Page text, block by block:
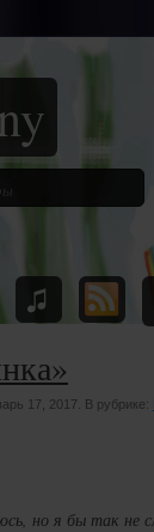
17, 2017. В рубрике:
но я бы так не